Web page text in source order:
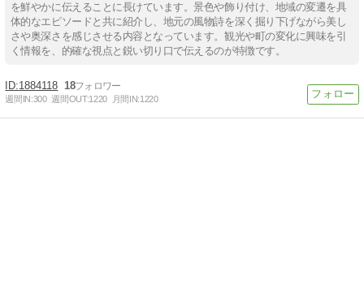
を鮮やかに伝えることに長けています。景色や飾り付け、地域の変遷を具
体的なエピソードと共に紹介し、地元の風物詩を深く掘り下げながら美し
さや奥深さを感じさせる内容となっています。観光や町の変化に興味を引
く情報を、的確な視点と鋭い切り口で伝えるのが特徴です。
1884118 18
週間IN:300 週間OUT:1220 月間IN:1220